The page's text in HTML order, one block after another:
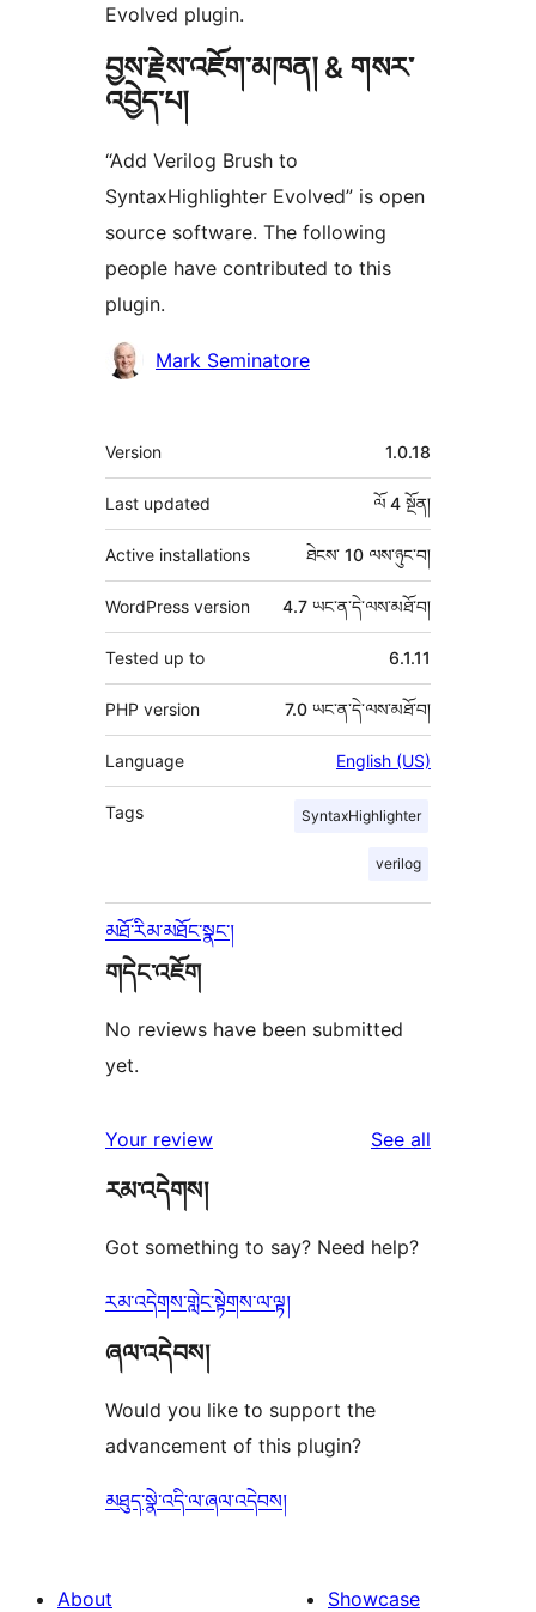
Evolved plugin.
བྱས་རྗེས་འཇོག་མཁན། & གསར་
འབྱེད་པ།
“Add Verilog Brush to
SyntaxHighlighter Evolved” is open
source software. The following
people have contributed to this
plugin.
བྱས་
མཁན།
Mark Seminatore
ཟུར་
བརྗོད།
Version 1.0.18
Last updated ལོ 4 སྔོན།
Active installations ཐེངས་ 10 ལས་ཉུང་བ།
WordPress version 4.7 ཡང་ན་དེ་ལས་མཐོ་བ།
Tested up to 6.1.11
PHP version 7.0 ཡང་ན་དེ་ལས་མཐོ་བ།
Language English (US)
Tags SyntaxHighlighter
verilog
མཐོ་རིམ་མཐོང་སྣང་།
གདེང་འཇོག
No reviews have been submitted
yet.
Your review See all
རམ་འདེགས།
Got something to say? Need help?
རམ་འདེགས་གླེང་སྟེགས་ལ་ལྟ།
ཞལ་འདེབས།
Would you like to support the
advancement of this plugin?
མཐུད་སྣེ་འདི་ལ་ཞལ་འདེབས།
About
Showcase